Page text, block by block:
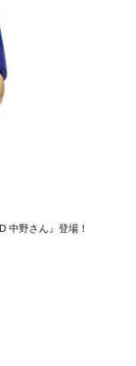
中野さん』登場！